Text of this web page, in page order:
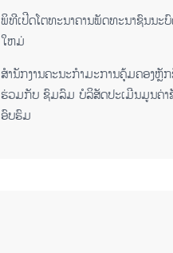
ພິ​ທີ​ເປີດ​ໂຕ​ທະ​ນາ​ຄານ​ພັດ​ທະ​ນາ​ຊົນ​ນະ​
ໃຫມ່
ສໍານັກງານຄະນະກໍາມະການຄຸ້ມຄອງຫຼັ
ຮ່ວມກັບ ຊົມລົມ ບໍລິສັດປະເມີນມູນຄ່
ອົບຮົມ